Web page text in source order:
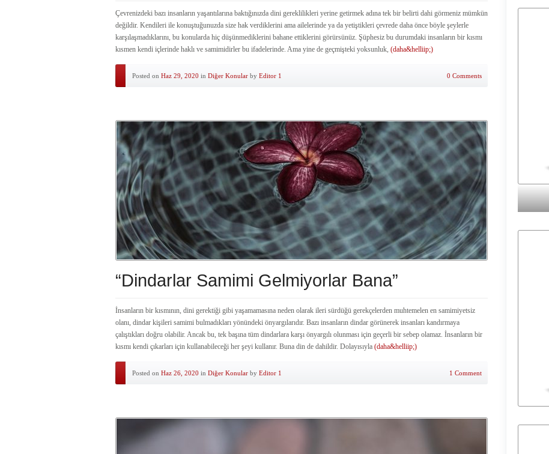
Çevrenizdeki bazı insanların yaşantılarına baktığınızda dini gereklilikleri yerine getirmek adına tek bir belirti dahi görmeniz mümkün
değildir. Kendileri ile konuştuğunuzda size hak verdiklerini ama ailelerinde ya da yetiştikleri çevrede daha önce böyle şeylerle
karşılaşmadıklarını, bu konularda hiç düşünmediklerini bahane ettiklerini görürsünüz. Şüphesiz bu durumdaki insanların bir kısmı
kısmen kendi içlerinde haklı ve samimidirler bu ifadelerinde. Ama yine de geçmişteki yoksunluk, (daha&helliip;)
Posted on Haz 29, 2020 in Diğer Konular by Editor 1 0 Comments
“Dindarlar Samimi Gelmiyorlar Bana”
İnsanların bir kısmının, dini gerektiği gibi yaşamamasına neden olarak ileri sürdüğü gerekçelerden muhtemelen en samimiyetsiz
olanı, dindar kişileri samimi bulmadıkları yönündeki önyargılarıdır. Bazı insanların dindar görünerek insanları kandırmaya
çalıştıkları doğru olabilir. Ancak bu, tek başına tüm dindarlara karşı önyargılı olunması için geçerli bir sebep olamaz. İnsanların bir
kısmı kendi çıkarları için kullanabileceği her şeyi kullanır. Buna din de dahildir. Dolayısıyla (daha&helliip;)
Posted on Haz 26, 2020 in Diğer Konular by Editor 1 1 Comment